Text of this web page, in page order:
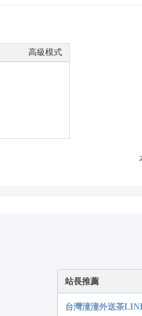
高級模式
站長推薦
台灣潼潼外送茶
手機版